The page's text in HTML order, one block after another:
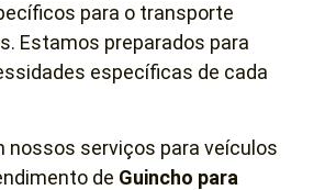
para o transporte
Estamos preparados para
específicas de cada
nossos serviços para veículos
de Guincho para